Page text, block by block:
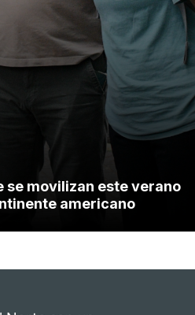
se movilizan este verano
americano